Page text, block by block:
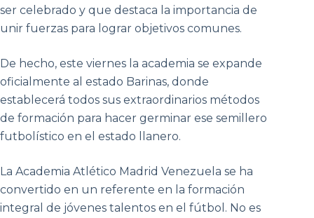
ser celebrado y que destaca la importancia de
unir fuerzas para lograr objetivos comunes.
De hecho, este viernes la academia se expande
oficialmente al estado Barinas, donde
establecerá todos sus extraordinarios métodos
de formación para hacer germinar ese semillero
futbolístico en el estado llanero.
La Academia Atlético Madrid Venezuela se ha
convertido en un referente en la formación
integral de jóvenes talentos en el fútbol. No es